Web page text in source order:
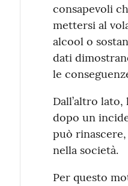
consapevoli
mettersi al
alcool o
dati
le
Dall’altro
dopo un
può
nella società.
Per questo